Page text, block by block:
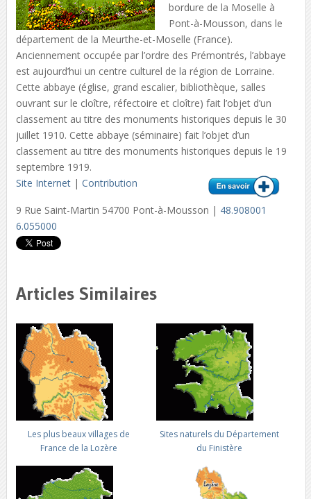
bordure de la Moselle à
Pont-à-Mousson, dans le
département de la Meurthe-et-Moselle (France).
Anciennement occupée par l’ordre des Prémontrés, l’abbaye
est aujourd’hui un centre culturel de la région de Lorraine.
Cette abbaye (église, grand escalier, bibliothèque, salles
ouvrant sur le cloître, réfectoire et cloître) fait l’objet d’un
classement au titre des monuments historiques depuis le 30
juillet 1910. Cette abbaye (séminaire) fait l’objet d’un
classement au titre des monuments historiques depuis le 19
septembre 1919.
Site Internet| Contribution
9 Rue Saint-Martin 54700 Pont-à-Mousson | 48.908001
6.055000
Articles Similaires
Les plus beaux villages de
France de la Lozère
Sites naturels du Département
du Finistère